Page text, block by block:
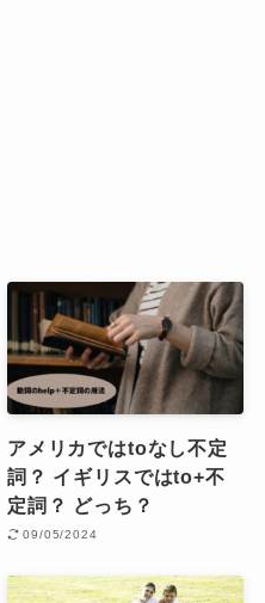
アメリカではtoなし不定
詞？ イギリスではto+不
定詞？ どっち？
09/05/2024